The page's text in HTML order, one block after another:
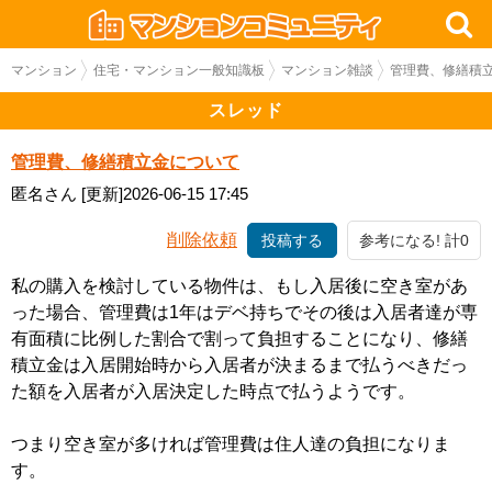
マンション 住宅・マンション一般知識板 マンション雑談 管理費、修繕積
スレッド
管理費、修繕積立金について
匿名さん [更新]2026-06-15 17:45
削除依頼 投稿する 参考になる! 計0
私の購入を検討している物件は、もし入居後に空き室があ
った場合、管理費は1年はデベ持ちでその後は入居者達が専
有面積に比例した割合で割って負担することになり、修繕
積立金は入居開始時から入居者が決まるまで払うべきだっ
た額を入居者が入居決定した時点で払うようです。
つまり空き室が多ければ管理費は住人達の負担になりま
す。